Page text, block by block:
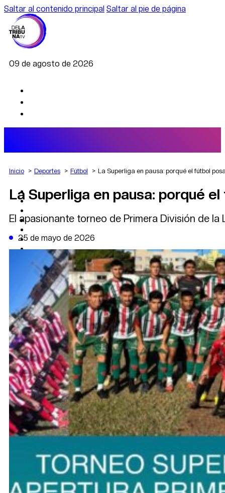
Saltar al contenido principal Saltar al pie de página
09 de agosto de 2026
AGRO
DEPORTES
POLÍTICA
DATA FIRME
DE LA TRIBUNA TV
Inicio Deportes Fútbol La Superliga en pausa: porqué el fútbol
La Superliga en pausa: porqué
El apasionante torneo de Primera División de
25 de mayo de 2026